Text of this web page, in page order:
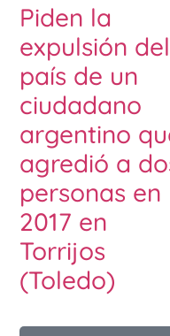
Piden la
expulsión del
país de un
ciudadano
argentino
agredió a
personas en
2017 en
Torrijos
(Toledo)